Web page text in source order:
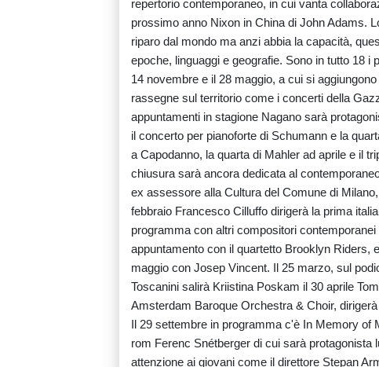
repertorio contemporaneo, in cui vanta
prossimo anno Nixon in China di John Adams.
riparo dal mondo ma anzi abbia la capacità,
epoche, linguaggi e geografie. Sono in tutto 18
14 novembre e il 28 maggio, a cui si
rassegne sul territorio come i concerti della
appuntamenti in stagione Nagano sarà
il concerto per pianoforte di Schumann e la
a Capodanno, la quarta di Mahler ad aprile e il
chiusura sarà ancora dedicata al
ex assessore alla Cultura del Comune di
febbraio Francesco Cilluffo dirigerà la prima
programma con altri compositori
appuntamento con il quartetto Brooklyn Riders,
maggio con Josep Vincent. Il 25 marzo, sul
Toscanini salirà Kriistina Poskam il 30 aprile
Amsterdam Baroque Orchestra & Choir,
Il 29 settembre in programma c'è In Memory of
rom Ferenc Snétberger di cui sarà
attenzione ai giovani come il direttore Stepan